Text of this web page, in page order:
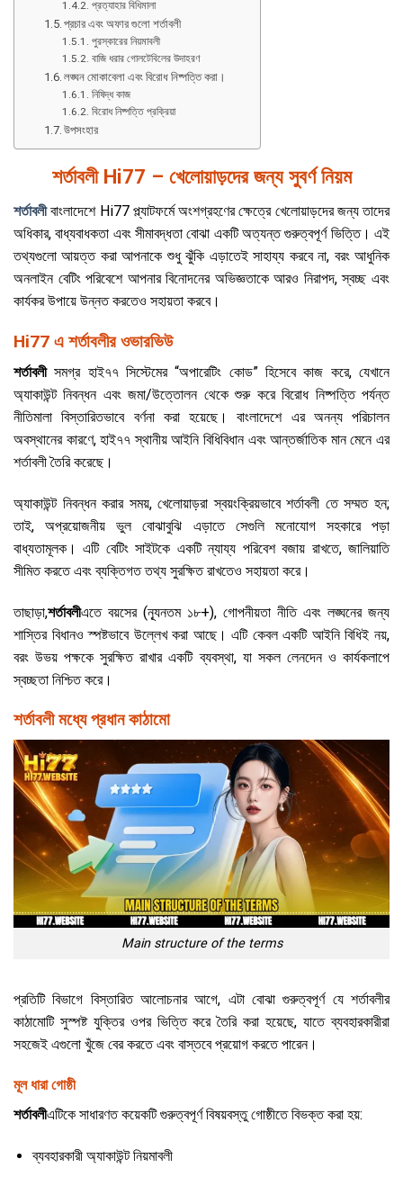
প্রত্যাহার বিধিমালা
প্রচার এবং অফার গুলো শর্তাবলী
পুরস্কারের নিয়মাবলী
বাজি ধরার গোলটেবিলের উদাহরণ
লঙ্ঘন মোকাবেলা এবং বিরোধ নিষ্পত্তি করা।
নিষিদ্ধ কাজ
বিরোধ নিষ্পত্তি প্রক্রিয়া
উপসংহার
শর্তাবলী Hi77 – খেলোয়াড়দের জন্য সুবর্ণ নিয়ম
শর্তাবলীবাংলাদেশে Hi77 প্ল্যাটফর্মে অংশগ্রহণের ক্ষেত্রে খেলোয়াড়দের জন্য তাদের
অধিকার, বাধ্যবাধকতা এবং সীমাবদ্ধতা বোঝা একটি অত্যন্ত গুরুত্বপূর্ণ ভিত্তি। এই
তথ্যগুলো আয়ত্ত করা আপনাকে শুধু ঝুঁকি এড়াতেই সাহায্য করবে না, বরং আধুনিক
অনলাইন বেটিং পরিবেশে আপনার বিনোদনের অভিজ্ঞতাকে আরও নিরাপদ, স্বচ্ছ এবং
কার্যকর উপায়ে উন্নত করতেও সহায়তা করবে।
Hi77 এ শর্তাবলীর ওভারভিউ
শর্তাবলীসমগ্র হাই৭৭ সিস্টেমের “অপারেটিং কোড” হিসেবে কাজ করে, যেখানে
অ্যাকাউন্ট নিবন্ধন এবং জমা/উত্তোলন থেকে শুরু করে বিরোধ নিষ্পত্তি পর্যন্ত
নীতিমালা বিস্তারিতভাবে বর্ণনা করা হয়েছে। বাংলাদেশে এর অনন্য পরিচালন
অবস্থানের কারণে, হাই৭৭ স্থানীয় আইনি বিধিবিধান এবং আন্তর্জাতিক মান মেনে এর
শর্তাবলী তৈরি করেছে।
অ্যাকাউন্ট নিবন্ধন করার সময়, খেলোয়াড়রা স্বয়ংক্রিয়ভাবে শর্তাবলী তে সম্মত হন;
তাই, অপ্রয়োজনীয় ভুল বোঝাবুঝি এড়াতে সেগুলি মনোযোগ সহকারে পড়া
বাধ্যতামূলক। এটি বেটিং সাইটকে একটি ন্যায্য পরিবেশ বজায় রাখতে, জালিয়াতি
সীমিত করতে এবং ব্যক্তিগত তথ্য সুরক্ষিত রাখতেও সহায়তা করে।
তাছাড়া,শর্তাবলীএতে বয়সের (ন্যূনতম ১৮+), গোপনীয়তা নীতি এবং লঙ্ঘনের জন্য
শাস্তির বিধানও স্পষ্টভাবে উল্লেখ করা আছে। এটি কেবল একটি আইনি বিধিই নয়,
বরং উভয় পক্ষকে সুরক্ষিত রাখার একটি ব্যবস্থা, যা সকল লেনদেন ও কার্যকলাপে
স্বচ্ছতা নিশ্চিত করে।
শর্তাবলী মধ্যে প্রধান কাঠামো
Main structure of the terms
প্রতিটি বিভাগে বিস্তারিত আলোচনার আগে, এটা বোঝা গুরুত্বপূর্ণ যে শর্তাবলীর
কাঠামোটি সুস্পষ্ট যুক্তির ওপর ভিত্তি করে তৈরি করা হয়েছে, যাতে ব্যবহারকারীরা
সহজেই এগুলো খুঁজে বের করতে এবং বাস্তবে প্রয়োগ করতে পারেন।
মূল ধারা গোষ্ঠী
শর্তাবলীএটিকে সাধারণত কয়েকটি গুরুত্বপূর্ণ বিষয়বস্তু গোষ্ঠীতে বিভক্ত করা হয়:
ব্যবহারকারী অ্যাকাউন্ট নিয়মাবলী